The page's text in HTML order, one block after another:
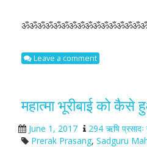
Leave a comment
महात्मा भूरीबाई को कैसे
June 1, 2017
294 ऋषि
Prerak Prasang, Sadguru